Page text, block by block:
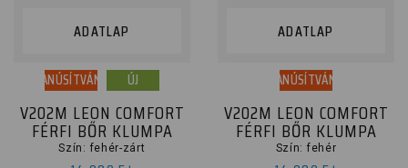
ADATLAP
TANÚSÍTVÁNY ÚJ
V202M LEON COMFORT
FÉRFI BŐR KLUMPA
Szín: fehér-zárt
ADATLAP
TANÚSÍTVÁNY
V202M LEON COMFORT
FÉRFI BŐR KLUMPA
Szín: fehér